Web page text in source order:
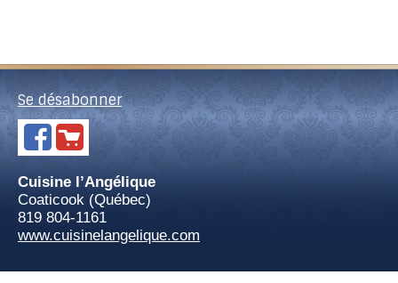
Se désabonner
Cuisine l’Angélique
Coaticook (Québec)
819 804-1161
www.cuisinelangelique.com